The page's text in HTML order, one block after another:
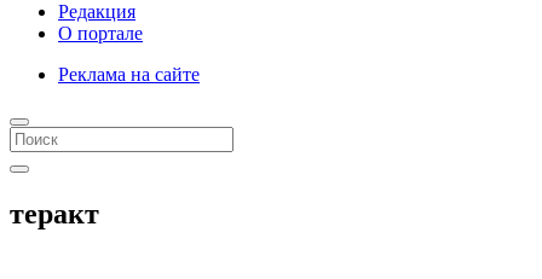
Редакция
О портале
Реклама на сайте
теракт